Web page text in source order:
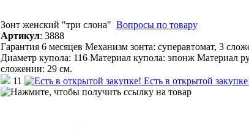
Зонт женский "три слона" Вопросы по товару
Артикул: 3888
Гарантия 6 месяцев Механизм зонта: суперавтомат, 3
Диаметр купола: 116 Материал купола: эпонж Материал
сложении: 29 см.
11
Есть в открытой